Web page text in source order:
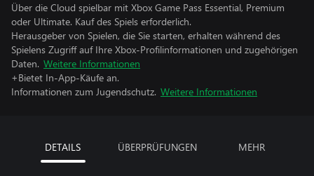
Über die Cloud spielbar mit Xbox Game Pass Essential, Premium
oder Ultimate. Kauf des Spiels erforderlich.
Herausgeber von Spielen, die Sie starten, erhalten während des
Spielens Zugriff auf Ihre Xbox-Profilinformationen und zugehörigen
Daten. Weitere Informationen
+Bietet In-App-Käufe an.
Informationen zum Jugendschutz. Weitere Informationen
DETAILS ÜBERPRÜFUNGEN MEHR